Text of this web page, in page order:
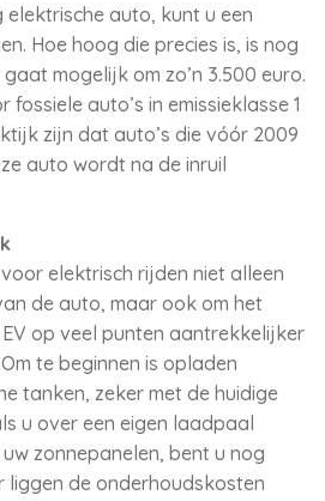
auto, kunt u een
Hoe hoog die precies is, is nog
mogelijk om zo’n 3.500 euro.
auto’s in emissieklasse 1
zijn dat auto’s die vóór 2009
auto wordt na de inruil
elektrisch rijden niet alleen
de auto, maar ook om het
EV op veel punten aantrekkelijker
te beginnen is opladen
tanken, zeker met de huidige
u over een eigen laadpaal
zonnepanelen, bent u nog
liggen de onderhoudskosten